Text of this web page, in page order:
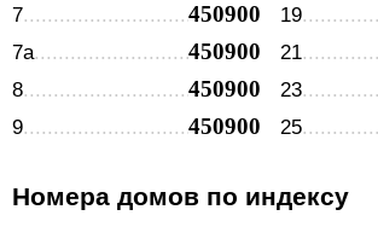
7 450900
7а 450900
8 450900
9 450900
19
21
23
25
Номера домов по индексу